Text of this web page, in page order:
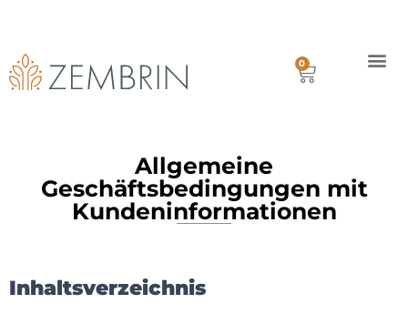
0
Allgemeine
Geschäftsbedingungen mit
Kundeninformationen
Inhaltsverzeichnis